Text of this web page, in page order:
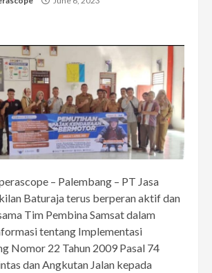
– Palembang – PT Jasa
Baturaja terus berperan aktif dan
Tim Pembina Samsat dalam
tentang Implementasi
Nomor 22 Tahun 2009 Pasal 74
dan Angkutan Jalan kepada